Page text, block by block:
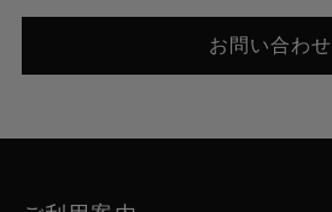
お問い合わせ